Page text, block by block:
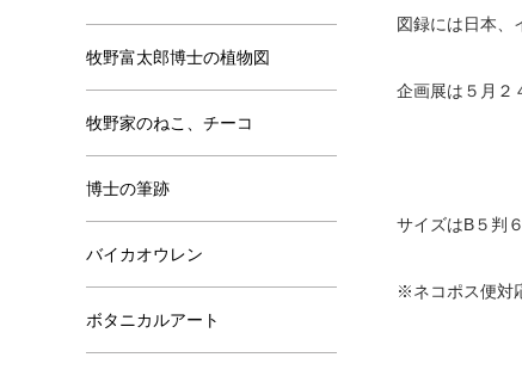
図録には日本、
企画展は５月２
サイズはB５判
※ネコポス便対
牧野富太郎博士の植物図
牧野家のねこ、チーコ
博士の筆跡
バイカオウレン
ボタニカルアート